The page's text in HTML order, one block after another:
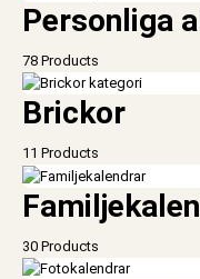
Personliga
78 Products
Brickor
11 Products
30 Products